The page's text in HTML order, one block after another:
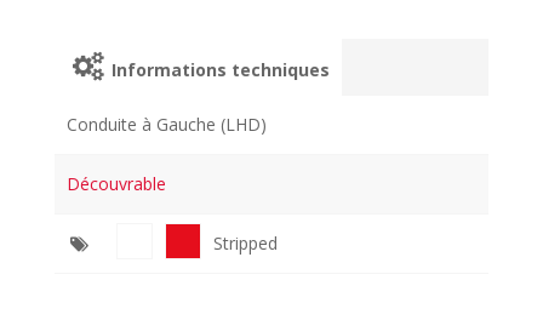
Informations techniques
Conduite à Gauche (LHD)
Découvrable
Stripped